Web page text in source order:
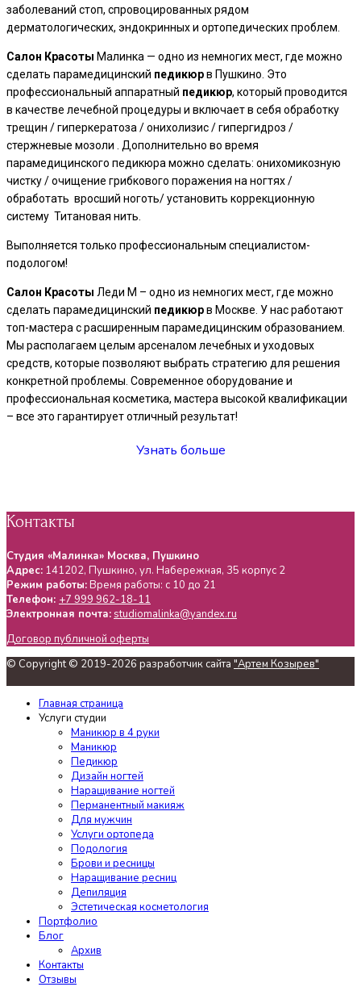
заболеваний стоп, спровоцированных рядом
дерматологических, эндокринных и ортопедических проблем.
Салон Красоты Малинка — одно из немногих мест, где можно
сделать парамедицинский педикюрв Пушкино. Это
профессиональный аппаратный педикюр, который проводится
в качестве лечебной процедуры и включает в себя обработку
трещин / гиперкератоза / онихолизис / гипергидроз /
стержневые мозоли . Дополнительно во время
парамедицинского педикюра можно сделать: онихомикозную
чистку / очищение грибкового поражения на ногтях /
обработать вросший ноготь/ установить коррекционную
систему Титановая нить.
Выполняется только профессиональным специалистом-
подологом!
Салон Красоты Леди М – одно из немногих мест, где можно
сделать парамедицинский педикюрв Москве. У нас работают
топ-мастера с расширенным парамедицинским образованием.
Мы располагаем целым арсеналом лечебных и уходовых
средств, которые позволяют выбрать стратегию для решения
конкретной проблемы. Современное оборудование и
профессиональная косметика, мастера высокой квалификации
– все это гарантирует отличный результат!
Узнать больше
Контакты
Студия «Малинка» Москва, Пушкино
Адрес: 141202, Пушкино, ул. Набережная, 35 корпус 2
Режим работы:Время работы: с 10 до 21
Телефон: +7 999 962-18-11
Электронная почта: studiomalinka@yandex.ru
Договор публичной оферты
© Copyright © 2019-2026 разработчик сайта "Артем Козырев"
Главная страница
Услуги студии
Маникюр в 4 руки
Маникюр
Педикюр
Дизайн ногтей
Наращивание ногтей
Перманентный макияж
Для мужчин
Услуги ортопеда
Подология
Брови и ресницы
Наращивание ресниц
Депиляция
Эстетическая косметология
Портфолио
Блог
Архив
Контакты
Отзывы